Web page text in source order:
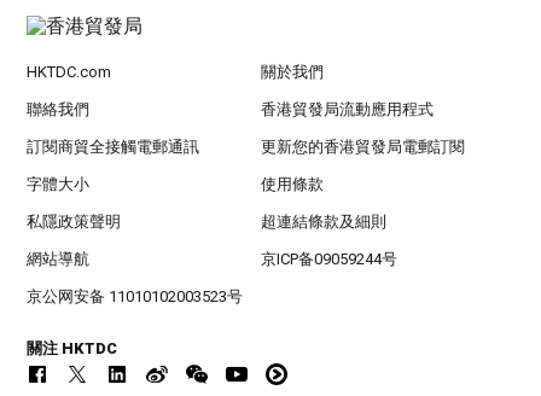
HKTDC.com 關於我們
聯絡我們 香港貿發局流動應用程式
訂閱商貿全接觸電郵通訊 更新您的香港貿發局電郵訂閱
字體大小 使用條款
私隱政策聲明 超連結條款及細則
網站導航 京ICP备09059244号
京公网安备 11010102003523号
關注 HKTDC